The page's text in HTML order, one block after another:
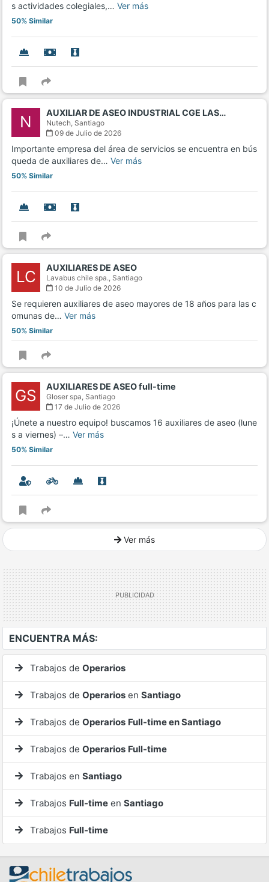
s actividades colegiales,… Ver más
50% Similar
N AUXILIAR DE ASEO INDUSTRIAL CGE LAS…
Nutech, Santiago
09 de Julio de 2026
Importante empresa del área de servicios se encuentra en bús
queda de auxiliares de… Ver más
50% Similar
LC AUXILIARES DE ASEO
Lavabus chile spa., Santiago
10 de Julio de 2026
Se requieren auxiliares de aseo mayores de 18 años para las c
omunas de… Ver más
50% Similar
GS AUXILIARES DE ASEO full-time
Gloser spa, Santiago
17 de Julio de 2026
¡Únete a nuestro equipo! buscamos 16 auxiliares de aseo (lune
s a viernes) –… Ver más
50% Similar
Ver más
ENCUENTRA MÁS:
Trabajos de Operarios
Trabajos de Operarios en Santiago
Trabajos de Operarios Full-time en Santiago
Trabajos de Operarios Full-time
Trabajos en Santiago
Trabajos Full-time en Santiago
Trabajos Full-time